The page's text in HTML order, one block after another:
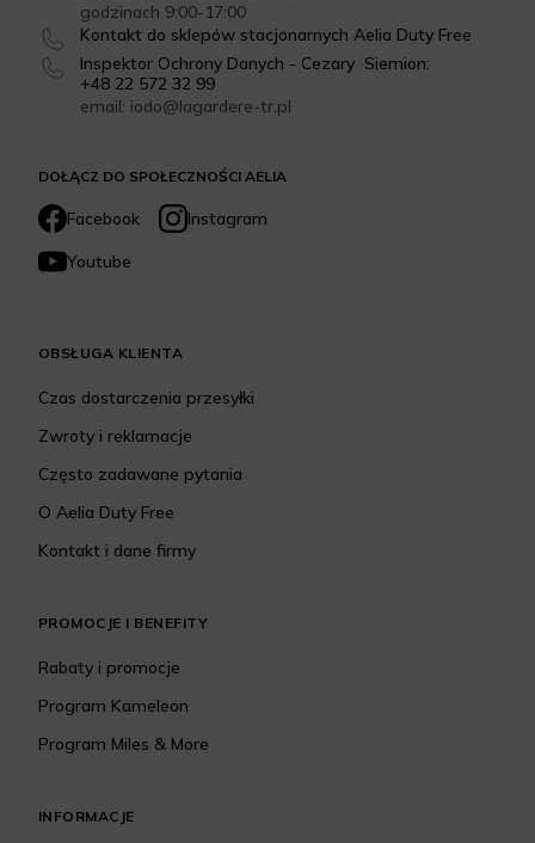
DOŁĄCZ DO SPOŁECZNOŚCI AELIA
Facebook
Instagram
Youtube
godzinach 9:00-17:00
Kontakt do sklepów stacjonarnych Aelia Duty Free
Inspektor Ochrony Danych - Cezary Siemion:
+48 22 572 32 99
email: iodo@lagardere-tr.pl
OBSŁUGA KLIENTA
Czas dostarczenia przesyłki
Zwroty i reklamacje
Często zadawane pytania
O Aelia Duty Free
Kontakt i dane firmy
PROMOCJE I BENEFITY
Rabaty i promocje
Program Kameleon
Program Miles & More
INFORMACJE